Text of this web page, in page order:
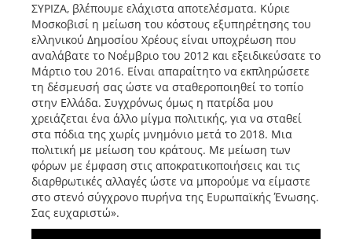
ΣΥΡΙΖΑ, βλέπουμε ελάχιστα αποτελέσματα. Κύριε
Μοσκοβισί η μείωση του κόστους εξυπηρέτησης του
ελληνικού Δημοσίου Χρέους είναι υποχρέωση που
αναλάβατε το Νοέμβριο του 2012 και εξειδικεύσατε το
Μάρτιο του 2016. Είναι απαραίτητο να εκπληρώσετε
τη δέσμευσή σας ώστε να σταθεροποιηθεί το τοπίο
στην Ελλάδα. Συγχρόνως όμως η πατρίδα μου
χρειάζεται ένα άλλο μίγμα πολιτικής, για να σταθεί
στα πόδια της χωρίς μνημόνιο μετά το 2018. Μια
πολιτική με μείωση του κράτους. Με μείωση των
φόρων με έμφαση στις αποκρατικοποιήσεις και τις
διαρθρωτικές αλλαγές ώστε να μπορούμε να είμαστε
στο στενό σύγχρονο πυρήνα της Ευρωπαϊκής Ένωσης.
Σας ευχαριστώ».